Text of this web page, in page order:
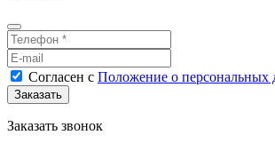
Согласен с Положение о персональных
Заказать звонок